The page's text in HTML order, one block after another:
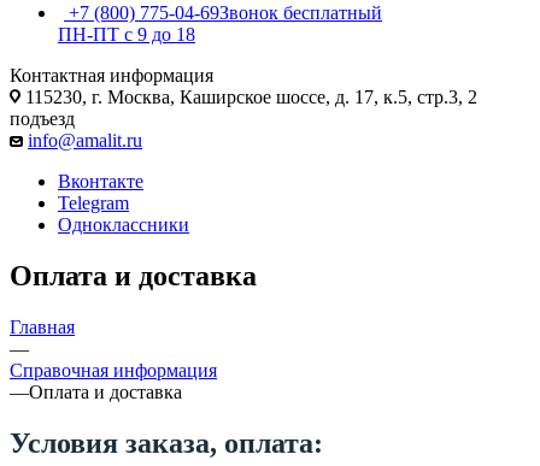
+7 (800) 775-04-69Звонок бесплатный
ПН-ПТ c 9 до 18
Контактная информация
115230, г. Москва, Каширское шоссе, д. 17, к.5, стр.3, 2
подъезд
info@amalit.ru
Вконтакте
Telegram
Одноклассники
Оплата и доставка
Главная
—
Справочная информация
—Оплата и доставка
Условия заказа, оплата: